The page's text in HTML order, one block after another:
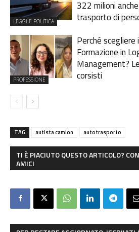
LEGGI E POLITICA
322 milioni
trasporto di
PROFESSIONE
Perché
Formazione in
Management?
corsisti
TAG autista camion autotrasporto
TI È PIACIUTO QUESTO ARTICOLO?
AMICI